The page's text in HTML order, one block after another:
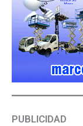
PUBLICIDAD